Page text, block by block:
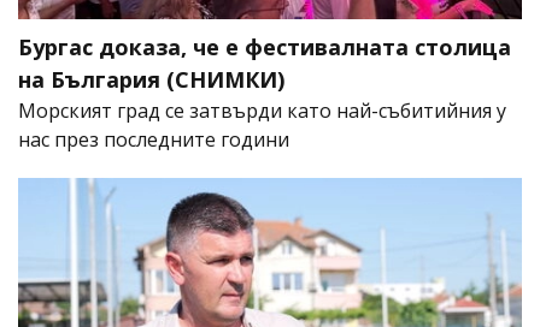
Бургас доказа, че е фестивалната столица
на България (СНИМКИ)
Морският град се затвърди като най-събитийния у
нас през последните години